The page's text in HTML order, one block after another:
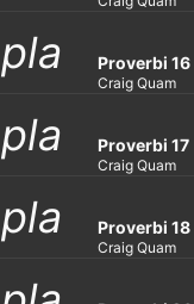
row
y_ar
row
pla
y_ar
row
Proverbi 16
Craig Quam
pla
y_ar
Proverbi 17
Craig Quam
pla
Proverbi 18
Craig Quam